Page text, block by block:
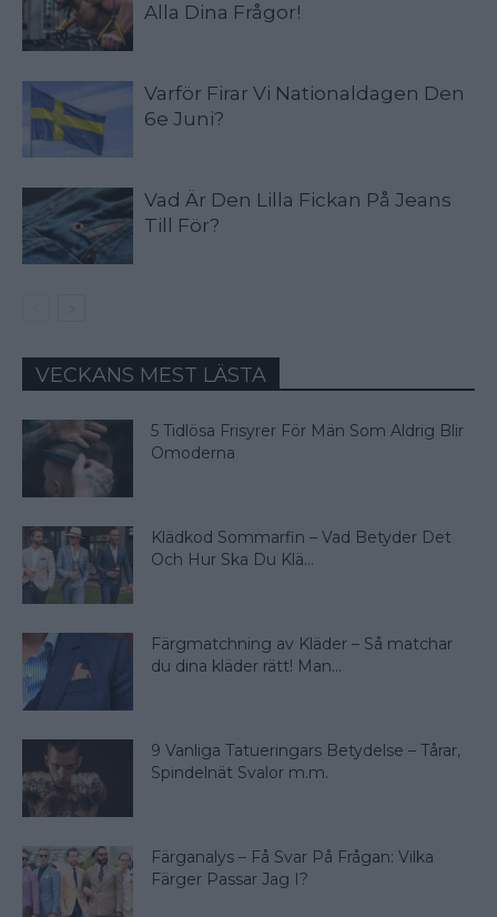
Alla Dina Frågor!
Varför Firar Vi Nationaldagen Den
6e Juni?
Vad Är Den Lilla Fickan På Jeans
Till För?
VECKANS MEST LÄSTA
5 Tidlösa Frisyrer För Män Som Aldrig Blir
Omoderna
Klädkod Sommarfin – Vad Betyder Det
Och Hur Ska Du Klä...
Färgmatchning av Kläder – Så matchar
du dina kläder rätt! Man...
9 Vanliga Tatueringars Betydelse – Tårar,
Spindelnät Svalor m.m.
Färganalys – Få Svar På Frågan: Vilka
Färger Passar Jag I?